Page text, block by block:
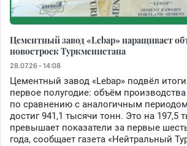
Цементный завод «Lebap» наращивает
новостроек Туркменистана
28.07.26 - 14:08
Цементный завод «Lebap» подвёл
первое полугодие: объём
по сравнению с аналогичным
достиг 941,1 тысячи тонн. Это на 197,5
превышает показатели за первые
года, сообщает газета «Нейтральный